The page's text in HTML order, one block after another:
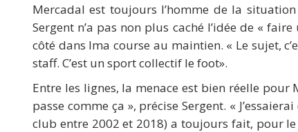
Mercadal est toujours l’homme de la
Sergent n’a pas non plus caché l’idée de «
côté dans lma course au maintien. « Le sujet,
staff. C’est un sport collectif le foot».
Entre les lignes, la menace est bien réelle pour
passe comme ça », précise Sergent. «
club entre 2002 et 2018) a toujours fait, pour le